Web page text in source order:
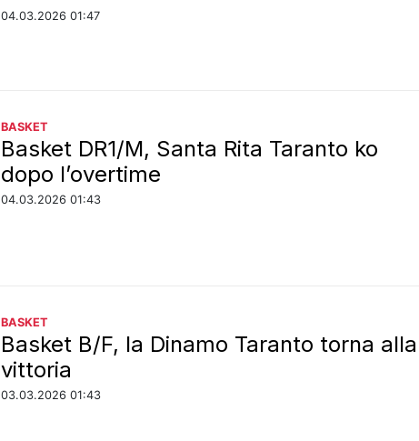
04.03.2026 01:47
BASKET
Basket DR1/M, Santa Rita Taranto ko
dopo l’overtime
04.03.2026 01:43
BASKET
Basket B/F, la Dinamo Taranto torna alla
vittoria
03.03.2026 01:43